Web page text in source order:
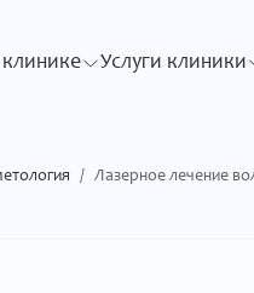
Услуги клиники
/